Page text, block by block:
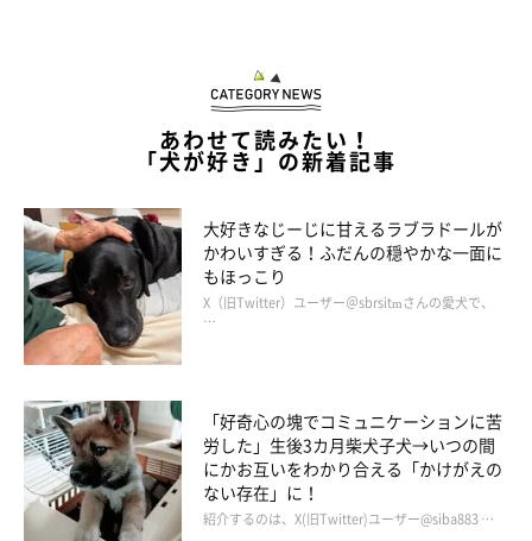
みらいくんは、いわゆる“内弁慶”な性格なの
だとか
あわせて読みたい！
「犬が好き」の新着記事
大好きなじーじに甘えるラブラドールが
かわいすぎる！ふだんの穏やかな一面に
もほっこり
X（旧Twitter）ユーザー＠sbrsitmさんの愛犬で、
…
「好奇心の塊でコミュニケーションに苦
労した」生後3カ月柴犬子犬→いつの間
にかお互いをわかり合える「かけがえの
ない存在」に！
紹介するのは、X(旧Twitter)ユーザー@siba883 …